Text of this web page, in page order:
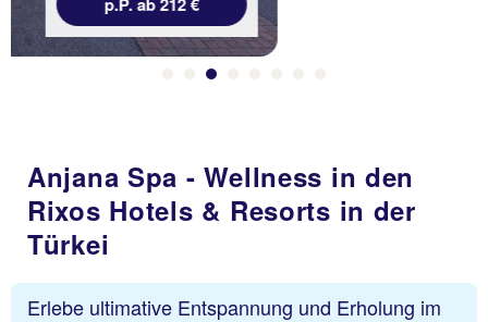
Anjana Spa - Wellness in den
Rixos Hotels & Resorts in der
Türkei
Erlebe ultimative Entspannung und Erholung im